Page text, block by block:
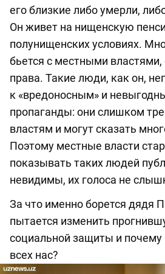
его близкие либо умерли,
Он живет на нищенскую
полунищенских условиях.
бьется с местными властями,
права. Такие люди, как он,
к «вредоносным» и
пропаганды: они слишком
властям и могут сказать
Поэтому местные власти
показывать таких людей
невидимы, их голоса не
За что именно борется дядя
пытается изменить
социальной защиты и почему
всех нас?